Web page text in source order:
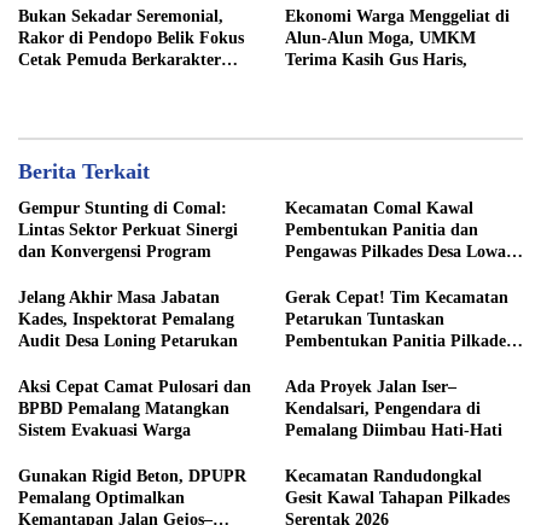
Bukan Sekadar Seremonial,
Rakor di Pendopo Belik Fokus
Cetak Pemuda Berkarakter
Ekonomi Warga Menggeliat di
Alun-Alun Moga, UMKM
Terima Kasih Gus Haris,
Berita Terkait
Gempur Stunting di Comal:
Lintas Sektor Perkuat Sinergi
dan Konvergensi Program
Kecamatan Comal Kawal
Pembentukan Panitia dan
Pengawas Pilkades Desa Lowa
Jelang Akhir Masa Jabatan
Kades, Inspektorat Pemalang
Audit Desa Loning Petarukan
Gerak Cepat! Tim Kecamatan
Petarukan Tuntaskan
Pembentukan Panitia Pilkades
Aksi Cepat Camat Pulosari dan
BPBD Pemalang Matangkan
Sistem Evakuasi Warga
Ada Proyek Jalan Iser–
Kendalsari, Pengendara di
Pemalang Diimbau Hati-Hati
Gunakan Rigid Beton, DPUPR
Pemalang Optimalkan
Kemantapan Jalan Gejos–
Kecamatan Randudongkal
Gesit Kawal Tahapan Pilkades
Serentak 2026